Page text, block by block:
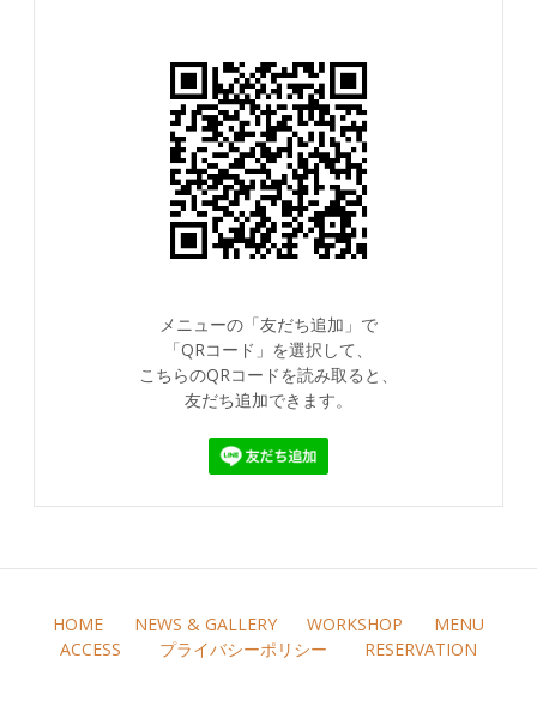
メニューの「友だち追加」で
「QRコード」を選択して、
こちらのQRコードを読み取ると、
友だち追加できます。
HOME NEWS & GALLERY WORKSHOP
MENU
ACCESS
プライバシーポリシー RESERVATION